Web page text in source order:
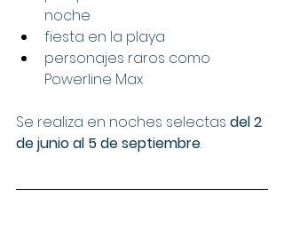
noche
fiesta en la playa
personajes raros como
Powerline Max
Se realiza en noches selectas del 2
de junio al 5 de septiembre.